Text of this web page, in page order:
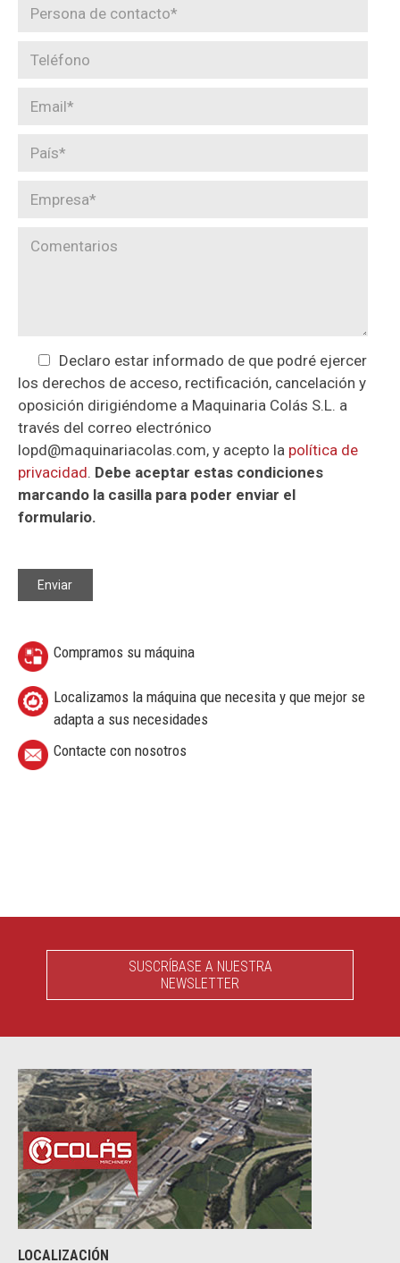
Declaro estar informado de que podré ejercer
los derechos de acceso, rectificación, cancelación y
oposición dirigiéndome a Maquinaria Colás S.L. a
través del correo electrónico
lopd@maquinariacolas.com, y acepto la política de
privacidad. Debe aceptar estas condiciones
marcando la casilla para poder enviar el
formulario.
Compramos su máquina
Localizamos la máquina que necesita y que mejor se
adapta a sus necesidades
Contacte con nosotros
SUSCRÍBASE A NUESTRA
NEWSLETTER
LOCALIZACIÓN